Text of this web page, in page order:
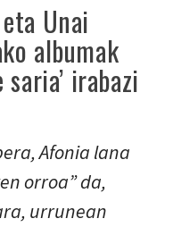
Unai
albumak
irabazi
Afonia lana
orroa” da,
urrunean